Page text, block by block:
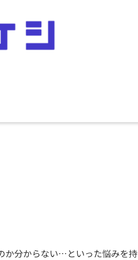
か分からない…といった悩みを持